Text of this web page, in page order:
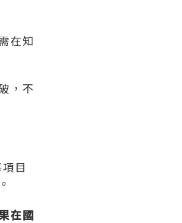
在知
，不
目
。
在國